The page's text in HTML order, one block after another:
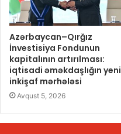
Azərbaycan–Qırğız
İnvestisiya Fondunun
kapitalının artırılması:
iqtisadi əməkdaşlığın yeni
inkişaf mərhələsi
Avqust 5, 2026